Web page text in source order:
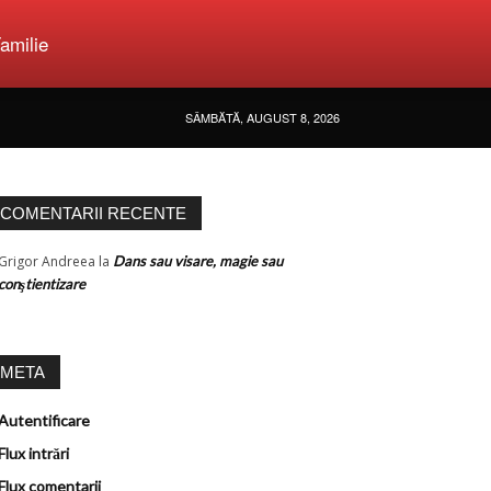
SÂMBĂTĂ, AUGUST 8, 2026
COMENTARII RECENTE
Grigor Andreea la Dans sau visare, magie sau
conştientizare
META
intrări
comentarii